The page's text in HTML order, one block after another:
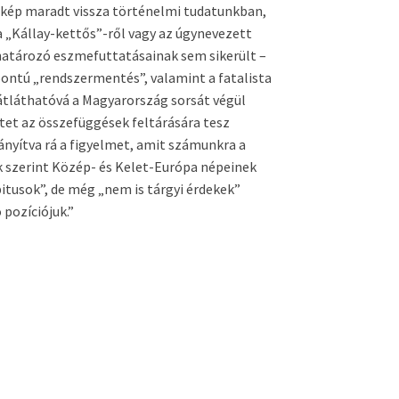
maradt vissza történelmi tudatunkban,
kettős”-ről vagy az úgynevezett
eszmefuttatásainak sem sikerült –
„rendszermentés”, valamint a fatalista
a Magyarország sorsát végül
az összefüggések feltárására tesz
rá a figyelmet, amit számunkra a
Közép- és Kelet-Európa népeinek
de még „nem is tárgyi érdekek”